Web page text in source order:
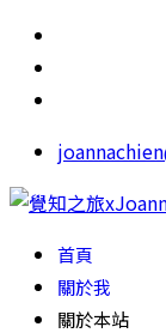
首頁
關於我
關於本站